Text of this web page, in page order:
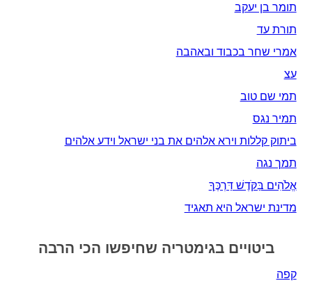
תומר בן יעקב
תורת עד
אמרי שחר בכבוד ובאהבה
עצ
תמי שם טוב
תמיר נגס
ביתוק קללות וירא אלהים את בני ישראל וידע אלהים
תמך נגה
אֱלֹהִים בַּקֹּדֶשׁ דַּרְכֶּךָ
מדינת ישראל היא תאגיד
ביטויים בגימטריה שחיפשו הכי הרבה
קפה